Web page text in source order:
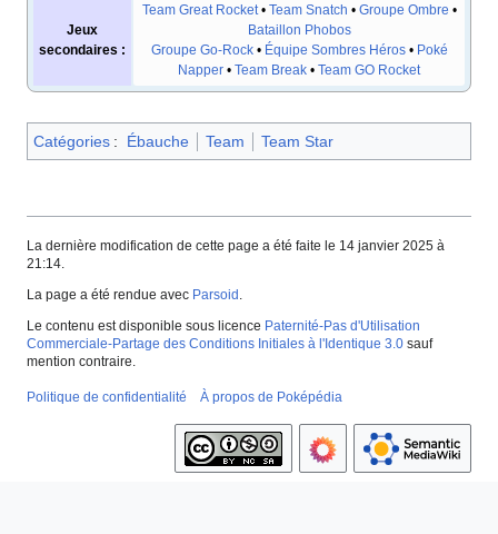
Jeux
secondaires :
Team Great Rocket• Team Snatch • Groupe Ombre •
Bataillon Phobos
Groupe Go-Rock• Équipe Sombres Héros• Poké
Napper • Team Break • Team GO Rocket
Catégories : Ébauche Team Team Star
La dernière modification de cette page a été faite le 14 janvier 2025 à
21:14.
La page a été rendue avec Parsoid .
Le contenu est disponible sous licence Paternité-Pas d'Utilisation
Commerciale-Partage des Conditions Initiales à l'Identique 3.0 sauf
mention contraire.
Politique de confidentialité À propos de Poképédia